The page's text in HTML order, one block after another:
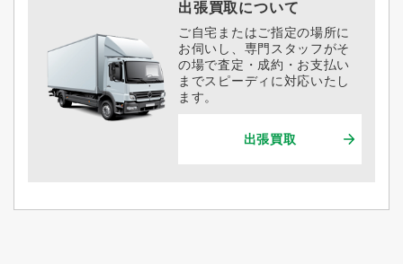
出張買取について
ご自宅またはご指定の場所に
お伺いし、専門スタッフがそ
の場で査定・成約・お支払い
までスピーディに対応いたし
ます。
出張買取